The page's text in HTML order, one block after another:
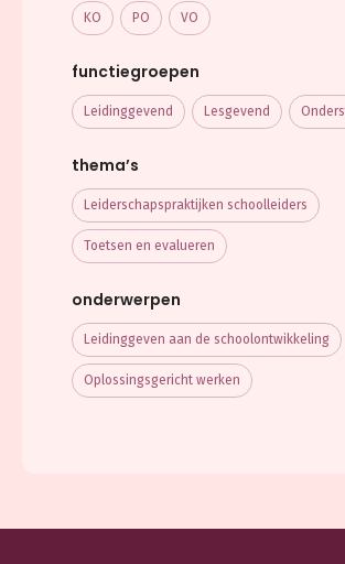
KO PO VO
functiegroepen
Leidinggevend Lesgevend
thema’s
Leiderschaps­praktijken schoolleiders
Toetsen en evalueren
onderwerpen
Leidinggeven aan de schoolontwikkeling
Oplossingsgericht werken